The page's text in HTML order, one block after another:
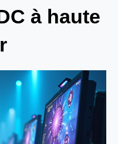
à haute